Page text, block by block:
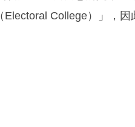
College）」，因